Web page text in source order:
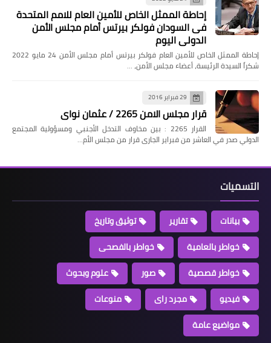
إحاطة الممثل الخاص للأمين العام للامم المتحدة
فى السودان فولكر بيرتس أمام مجلس الأمن
الدولي اليوم
إحاطة الممثل الخاص للأمين العام فولكر بيرتس أمام مجلس الأمن 24 مايو 2022
شكراً السيدة الرئيسة، أعضاء مجلس الأمن، …
29 فبراير 2016
قرار مجلس الامن 2265 / عثمان نواى
القرار 2265 : بين مخاوف التدخل الأجنبي ومسؤولية المجتمع
الدولي صدر في العاشر من فبراير الجارى قرار من مجلس الأم…
التسميات
بيانات تقارير
توثيق وتاريخ
خواطر بالعامية
خواطر بالفصحى
خواطر قصصية
صور
علوم وبحوث
فيديو
مجرد راى
منوعات
مواضيع عامة